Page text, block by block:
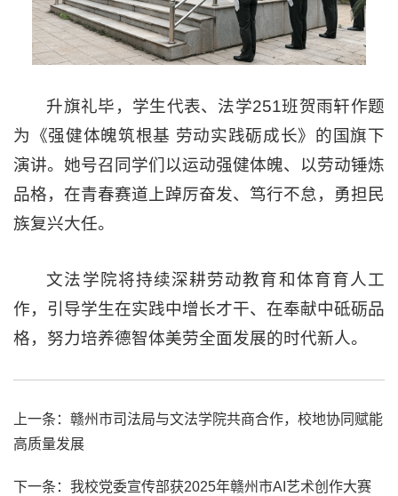
升旗礼毕，学生代表、法学251班贺雨轩作题
为《强健体魄筑根基 劳动实践砺成长》的国旗下
演讲。她号召同学们以运动强健体魄、以劳动锤炼
品格，在青春赛道上踔厉奋发、笃行不怠，勇担民
族复兴大任。
文法学院将持续深耕劳动教育和体育育人工
作，引导学生在实践中增长才干、在奉献中砥砺品
格，努力培养德智体美劳全面发展的时代新人。
上一条： 赣州市司法局与文法学院共商合作，校地协同赋能
高质量发展
下一条： 我校党委宣传部获2025年赣州市AI艺术创作大赛